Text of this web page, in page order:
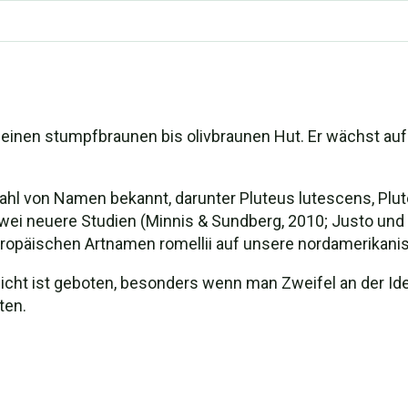
stumpfbraunen bis olivbraunen Hut. Er wächst
von Namen bekannt, darunter Pluteus lutescens,
neuere Studien (Minnis & Sundberg, 2010; Justo
Artnamen romellii auf unsere
ist geboten, besonders wenn man Zweifel an der